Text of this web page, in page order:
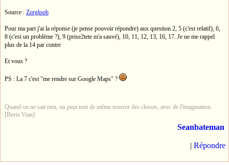
Source : Zorgloob
Pour ma part j'ai la réponse (je pense pouvoir répondre) aux question 2, 5 (c'est relatif), 6,
8 (c'est un problème ?), 9 (prise2tete m'a sauvé), 10, 11, 12, 13, 16, 17. Je ne me rappel
plus de la 14 par contre
Et vous ?
PS : La 7 c'est "me rendre sur Google Maps" ?
Quand on ne sait rien, on peut tout de même trouver des choses, avec de l'imagination.
[Boris Vian]
Seanbateman
| Répondre